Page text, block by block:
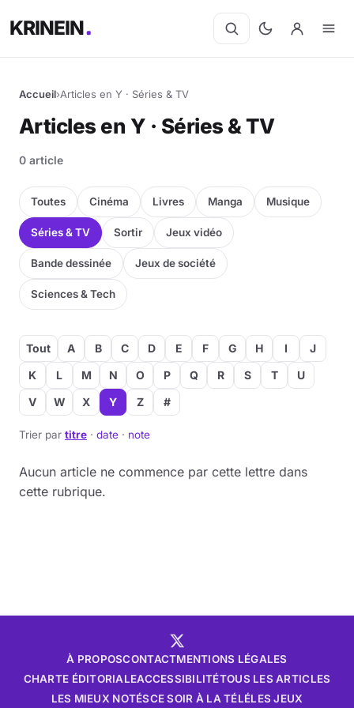
KRINEIN
Accueil›Articles en Y · Séries & TV
Articles en Y · Séries & TV
0 article
Toutes Cinéma Livres Manga Musique
Séries & TV Sortir Jeux vidéo
Bande dessinée Jeux de société
Sciences & Tech
Tout A B C D E F G H I
J
K
L M N O P Q R S T
U
V
W X Y Z #
Trier par titre · date · note
Aucun article ne commence par cette lettre dans
cette rubrique.
À PROPOSCONTACTMENTIONS LÉGALES
CHARTE ÉDITORIALEACCESSIBILITÉTOUS LES ARTICLES
LES MIEUX NOTÉSCE SOIR À LA TÉLÉLES JEUX